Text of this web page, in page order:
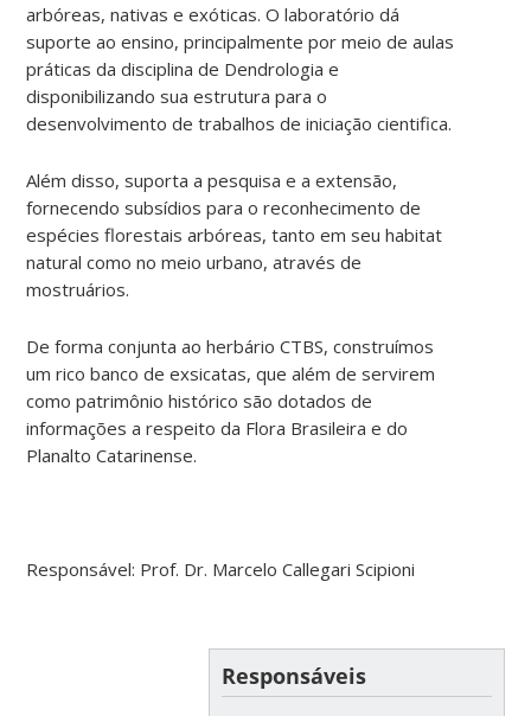
arbóreas, nativas e exóticas. O laboratório dá
suporte ao ensino, principalmente por meio de aulas
práticas da disciplina de Dendrologia e
disponibilizando sua estrutura para o
desenvolvimento de trabalhos de iniciação cientifica.
Além disso, suporta a pesquisa e a extensão,
fornecendo subsídios para o reconhecimento de
espécies florestais arbóreas, tanto em seu habitat
natural como no meio urbano, através de
mostruários.
De forma conjunta ao herbário CTBS, construímos
um rico banco de exsicatas, que além de servirem
como patrimônio histórico são dotados de
informações a respeito da Flora Brasileira e do
Planalto Catarinense.
Responsável: Prof. Dr. Marcelo Callegari Scipioni
Responsáveis